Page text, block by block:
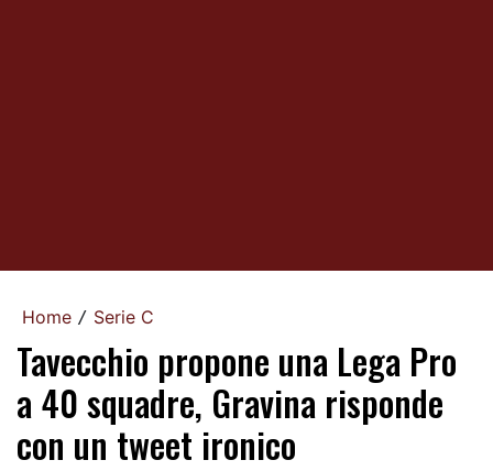
Home / Serie C
Tavecchio propone una Lega Pro
a 40 squadre, Gravina risponde
con un tweet ironico